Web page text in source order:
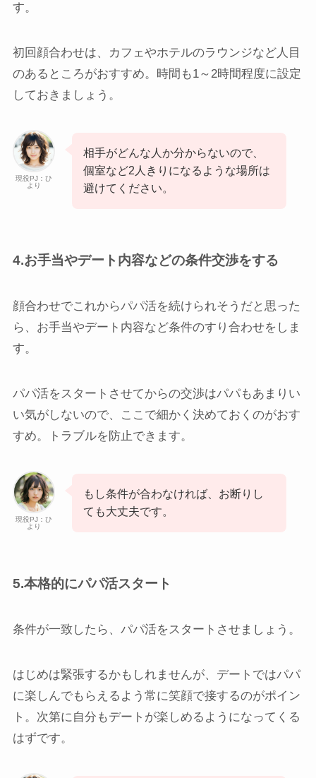
す。
初回顔合わせは、カフェやホテルのラウンジなど人目
のあるところがおすすめ。時間も1～2時間程度に設定
しておきましょう。
現役PJ：ひ
より
相手がどんな人か分からないので、
個室など2人きりになるような場所は
避けてください。
4.お手当やデート内容などの条件交渉をする
顔合わせでこれからパパ活を続けられそうだと思った
ら、お手当やデート内容など条件のすり合わせをしま
す。
パパ活をスタートさせてからの交渉はパパもあまりい
い気がしないので、ここで細かく決めておくのがおす
すめ。トラブルを防止できます。
現役PJ：ひ
より
もし条件が合わなければ、お断りし
ても大丈夫です。
5.本格的にパパ活スタート
条件が一致したら、パパ活をスタートさせましょう。
はじめは緊張するかもしれませんが、デートではパパ
に楽しんでもらえるよう常に笑顔で接するのがポイン
ト。次第に自分もデートが楽しめるようになってくる
はずです。